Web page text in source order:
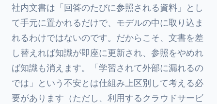
社内文書は「回答のたびに参照される資料」とし
て手元に置かれるだけで、モデルの中に取り込ま
れるわけではないのです。だからこそ、文書を差
し替えれば知識が即座に更新され、参照をやめれ
ば知識も消えます。「学習されて外部に漏れるの
では」という不安とは仕組み上区別して考える必
要があります（ただし、利用するクラウドサービ